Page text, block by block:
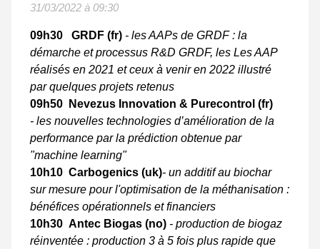
31/03/2022 à 09:30
09h30 GRDF (fr) - les AAPs de GRDF : la
démarche et processus R&D GRDF, les Les AAP
réalisés en 2021 et ceux à venir en 2022 illustré
par quelques projets retenus
09h50 Nevezus Innovation & Purecontrol (fr)
- les nouvelles technologies d’amélioration de la
performance par la prédiction obtenue par
"machine learning"
10h10 Carbogenics (uk)- un additif au biochar
sur mesure pour l'optimisation de la méthanisation :
bénéfices opérationnels et financiers
10h30 Antec Biogas (no) - production de biogaz
réinventée : production 3 à 5 fois plus rapide que